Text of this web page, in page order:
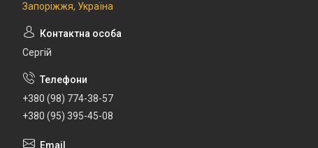
Запоріжжя, Україна
Сергій
+380 (98) 774-38-57
+380 (95) 395-45-08